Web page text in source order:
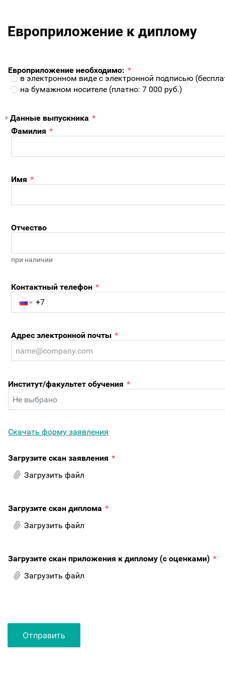
Европриложение к диплому
Европриложение необходимо: *
в электронном виде с электронной подписью
на бумажном носителе (платно: 7 000 руб.)
Данные выпускника *
Фамилия *
Имя *
Отчество
при наличии
Контактный телефон *
Адрес электронной почты *
Институт/факультет обучения *
Скачать форму заявления
Загрузите скан заявления *
Загрузить файл
Загрузите скан диплома *
Загрузить файл
Загрузите скан приложения к диплому (с оценками) *
Загрузить файл
Отправить